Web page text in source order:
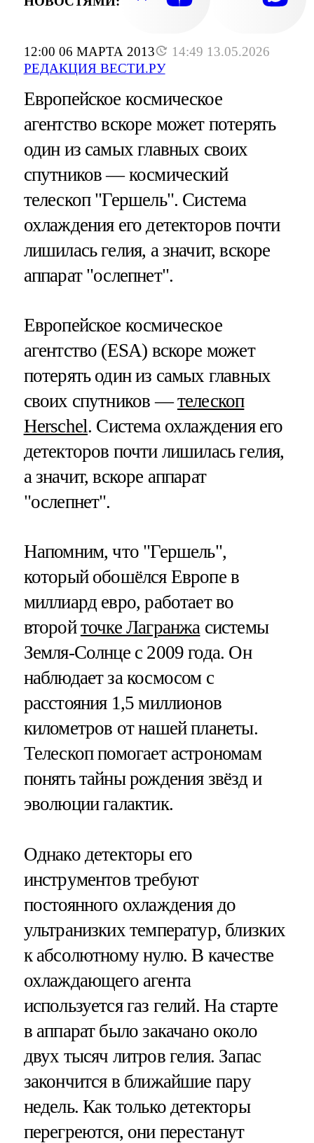
12:00 06 МАРТА 2013
14:49 13.05.2026
РЕДАКЦИЯ ВЕСТИ.РУ
Европейское космическое
агентство вскоре может потерять
один из самых главных своих
спутников — космический
телескоп "Гершель". Система
охлаждения его детекторов почти
лишилась гелия, а значит, вскоре
аппарат "ослепнет".
Европейское космическое
агентство (ESA) вскоре может
потерять один из самых главных
своих спутников —телескоп
Herschel. Система охлаждения его
детекторов почти лишилась гелия,
а значит, вскоре аппарат
"ослепнет".
Напомним, что "Гершель",
который обошёлся Европе в
миллиард евро, работает во
второйточке Лагранжасистемы
Земля-Солнце с 2009 года. Он
наблюдает за космосом с
расстояния 1,5 миллионов
километров от нашей планеты.
Телескоп помогает астрономам
понять тайны рождения звёзд и
эволюции галактик.
Однако детекторы его
инструментов требуют
постоянного охлаждения до
ультранизких температур, близких
к абсолютному нулю. В качестве
охлаждающего агента
используется газ гелий. На старте
в аппарат было закачано около
двух тысяч литров гелия. Запас
закончится в ближайшие пару
недель. Как только детекторы
перегреются, они перестанут